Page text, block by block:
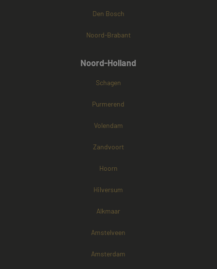
Den Bosch
Noord-Brabant
Noord-Holland
Schagen
Purmerend
Volendam
Zandvoort
Hoorn
Hilversum
Alkmaar
Amstelveen
Amsterdam